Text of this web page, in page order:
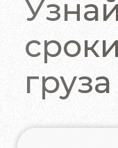
груза